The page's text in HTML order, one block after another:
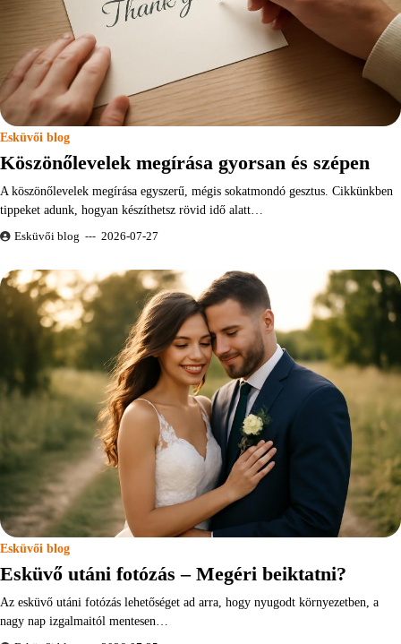
Esküvői blog
Köszönőlevelek megírása gyorsan és szépen
A köszönőlevelek megírása egyszerű, mégis sokatmondó gesztus. Cikkünkben
tippeket adunk, hogyan készíthetsz rövid idő alatt…
Esküvői blog 2026-07-27
Esküvői blog
Esküvő utáni fotózás – Megéri beiktatni?
Az esküvő utáni fotózás lehetőséget ad arra, hogy nyugodt környezetben, a
nagy nap izgalmaitól mentesen…